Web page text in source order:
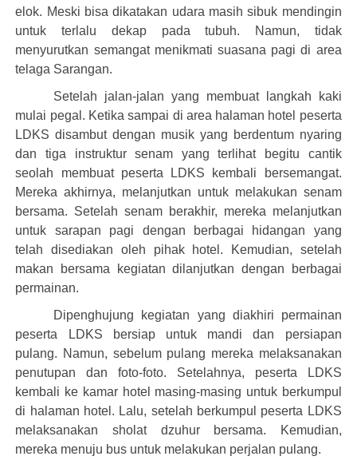
elok. Meski bisa dikatakan udara masih sibuk mendingin
untuk terlalu dekap pada tubuh. Namun, tidak
menyurutkan semangat menikmati suasana pagi di area
telaga Sarangan.
Setelah jalan-jalan yang membuat langkah kaki
mulai pegal. Ketika sampai di area halaman hotel peserta
LDKS disambut dengan musik yang berdentum nyaring
dan tiga instruktur senam yang terlihat begitu cantik
seolah membuat peserta LDKS kembali bersemangat.
Mereka akhirnya, melanjutkan untuk melakukan senam
bersama. Setelah senam berakhir, mereka melanjutkan
untuk sarapan pagi dengan berbagai hidangan yang
telah disediakan oleh pihak hotel. Kemudian, setelah
makan bersama kegiatan dilanjutkan dengan berbagai
permainan.
Dipenghujung kegiatan yang diakhiri permainan
peserta LDKS bersiap untuk mandi dan persiapan
pulang. Namun, sebelum pulang mereka melaksanakan
penutupan dan foto-foto. Setelahnya, peserta LDKS
kembali ke kamar hotel masing-masing untuk berkumpul
di halaman hotel. Lalu, setelah berkumpul peserta LDKS
melaksanakan sholat dzuhur bersama. Kemudian,
mereka menuju bus untuk melakukan perjalan pulang.
Nomor Ponsel
Status Anda Sebagai
Tanggal